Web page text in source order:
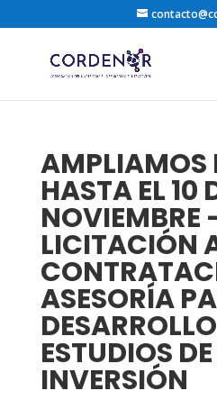
AMPLIAMOS
HASTA EL 10
NOVIEMBRE
LICITACIÓN
ASESORÍA
ESTUDIOS
INVERSIÓN